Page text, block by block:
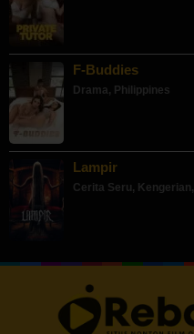
F-Buddies
Drama, Philippines
Lampir
Cerita Seru, Kengerian,